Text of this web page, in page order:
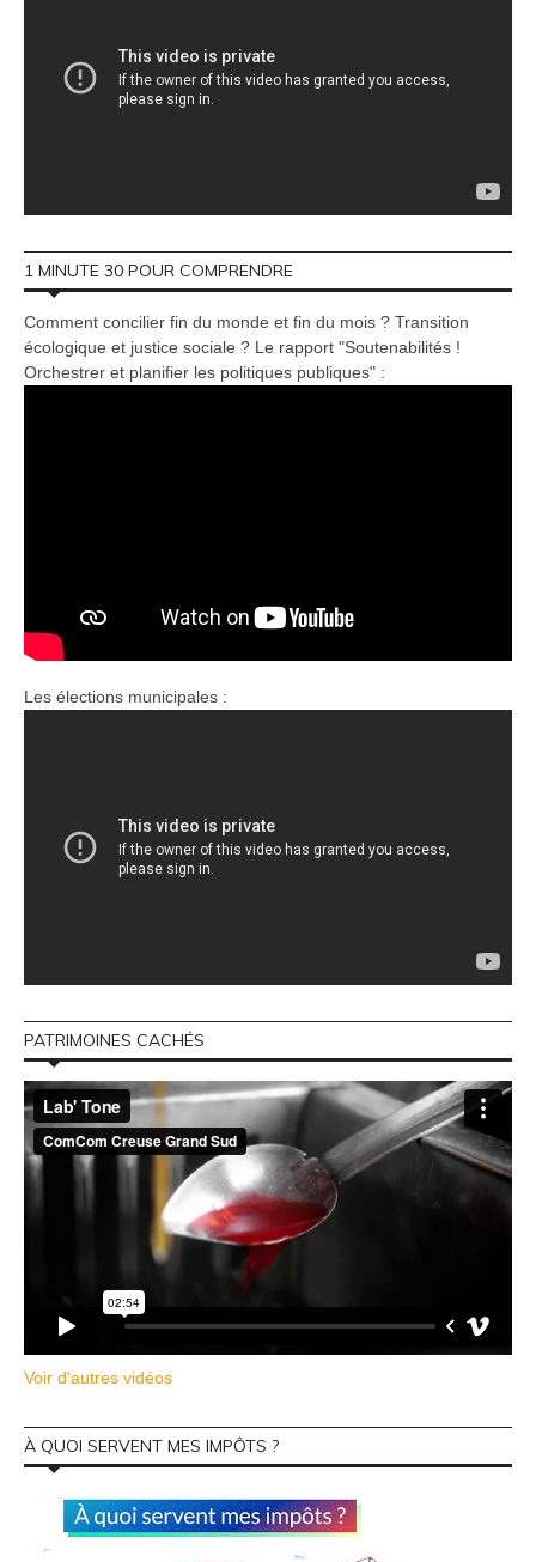
1 MINUTE 30 POUR COMPRENDRE
Comment concilier fin du monde et fin du mois ? Transition
écologique et justice sociale ? Le rapport "Soutenabilités !
Orchestrer et planifier les politiques publiques" :
Les élections municipales :
PATRIMOINES CACHÉS
Voir d'autres vidéos
À QUOI SERVENT MES IMPÔTS ?